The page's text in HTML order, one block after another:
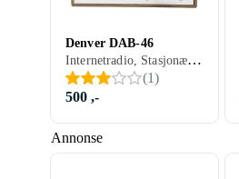
Annonse
Denver DAB-46
Internetradio, Stasjonær radio, Bærbar radio, FM, DAB, DAB+, Batteri, Nettstrøm, Klokkeradio med alarm, Display, Retro Radio, Hodetelefonutgang
(1)
500 ,-